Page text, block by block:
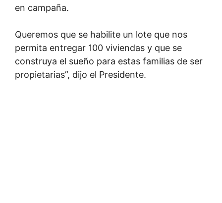
en campaña.
Queremos que se habilite un lote que nos
permita entregar 100 viviendas y que se
construya el sueño para estas familias de ser
propietarias”, dijo el Presidente.